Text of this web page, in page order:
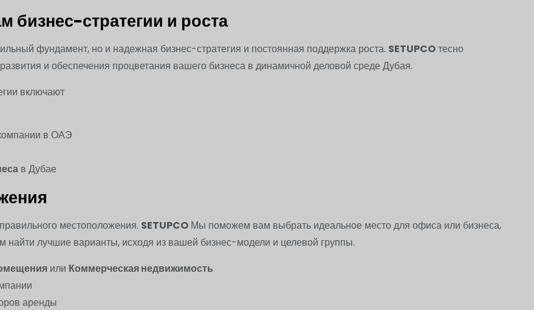
бизнес-стратегии и роста
фундамент, но и надежная бизнес-стратегия и постоянная поддержка роста. SETUPCOтесно
и обеспечения процветания вашего бизнеса в динамичной деловой среде Дубая.
включают
в ОАЭ
в Дубае
местоположения. SETUPCO Мы поможем вам выбрать идеальное место для офиса или бизнеса,
лучшие варианты, исходя из вашей бизнес-модели и целевой группы.
или Коммерческая недвижимость
аренды